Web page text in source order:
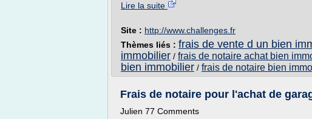
Lire la suite
Site : http://www.challenges.fr
Thèmes liés : frais de vente d un bien
immobilier / frais de notaire achat bien
bien immobilier / frais de notaire bien
Frais de notaire pour l'achat de
Julien 77 Comments